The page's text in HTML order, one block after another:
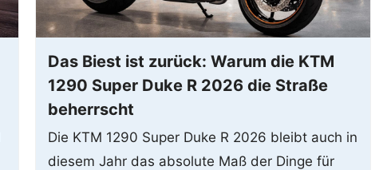
Das Biest ist zurück: Warum die KTM
1290 Super Duke R 2026 die Straße
beherrscht
Die KTM 1290 Super Duke R 2026 bleibt auch in
diesem Jahr das absolute Maß der Dinge für